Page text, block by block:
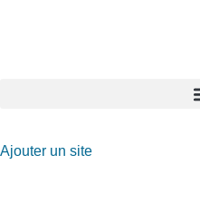
Ajouter un site